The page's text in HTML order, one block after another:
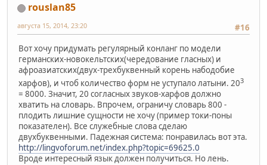
rouslan85
#16
августа 15, 2014, 23:20
Вот хочу придумать регулярный конланг по модели
германских-новокельтских(чередование гласных) и
афроазиатских(двух-трехбуквенный корень набодобие
харфов), и чтоб количество форм не уступало латыни. 203
= 8000. Значит, 20 согласных звуков-харфов должно
хватить на словарь. Впрочем, ограничу словарь 800 -
плодить лишние сущности не хочу (пример токи-поны
показателен). Все служебные слова сделаю
двухбуквенными. Падежная система: понравилась вот эта.
http://lingvoforum.net/index.php?topic=69625.0
Вроде интересный язык должен получиться. Но лень.